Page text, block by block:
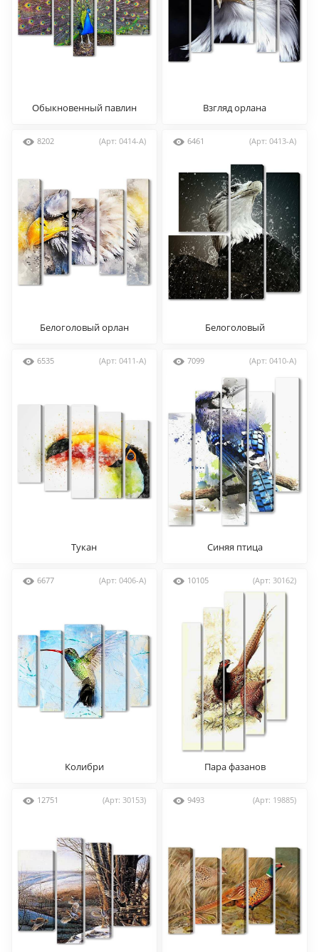
Обыкновенный павлин Взгляд орлана
8202 (Арт: 0414-A)
Белоголовый орлан
6461 (Арт: 0413-A)
Белоголовый
6535 (Арт: 0411-A)
Тукан
7099 (Арт: 0410-A)
Синяя птица
6677 (Арт: 0406-A)
Колибри
10105 (Арт: 30162)
Пара фазанов
12751 (Арт: 30153) 9493 (Арт: 19885)